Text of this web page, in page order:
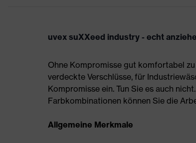
uvex suXXeed industry - echt
Ohne Kompromisse gut komfortabel
verdeckte Verschlüsse, für
Kompromisse ein. Tun Sie es auch
Farbkombinationen können Sie die
Allgemeine Merkmale